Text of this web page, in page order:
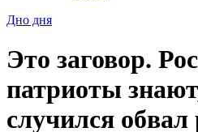
Дно дня
Это заговор.
патриоты
случился обвал